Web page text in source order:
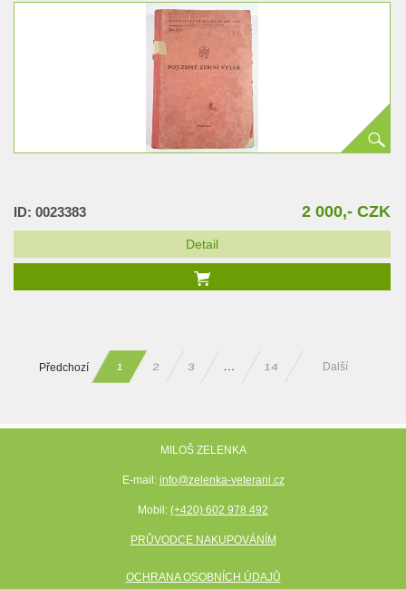
ID: 0023383 2 000,- CZK
Detail
Předchozí 1 2 3 … 14 Další
MILOŠ ZELENKA
E-mail: info@zelenka-veterani.cz
Mobil: (+420) 602 978 492
PRŮVODCE NAKUPOVÁNÍM
OCHRANA OSOBNÍCH ÚDAJŮ